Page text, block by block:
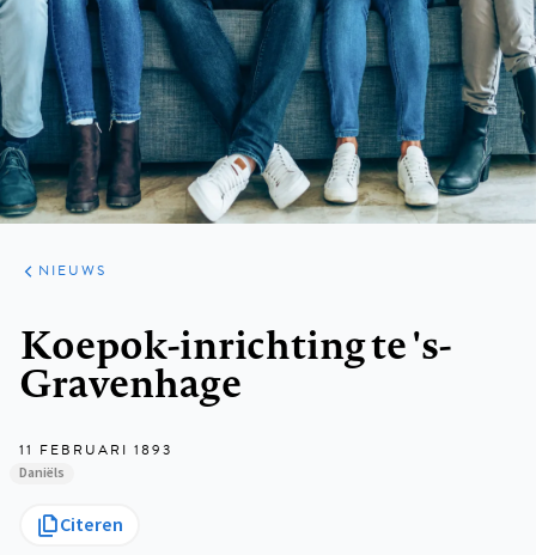
ARTIKELEN
HET
KORT
NIEUWS
Koepok-inrichting te 's-
Gravenhage
11 FEBRUARI 1893
Daniëls
Citeren